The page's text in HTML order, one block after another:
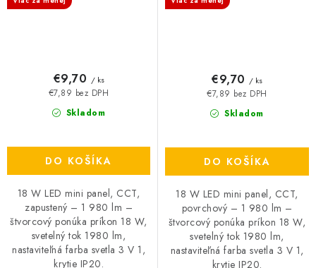
Skladom
€7,89 bez DPH
€9,70 / ks
DO KOŠÍKA
18 W LED mini panel, CCT,
zapustený – 1 980 lm –
štvorcový ponúka príkon 18 W,
svetelný tok 1980 lm,
nastaviteľná farba svetla 3 V 1,
krytie IP20.
Skladom
€7,89 bez DPH
€9,70 / ks
DO KOŠÍKA
18 W LED mini panel, CCT,
povrchový – 1 980 lm –
štvorcový ponúka príkon 18 W,
svetelný tok 1980 lm,
nastaviteľná farba svetla 3 V 1,
krytie IP20.